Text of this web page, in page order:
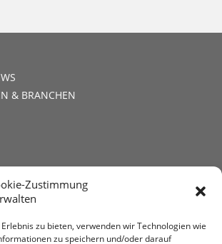
Zustimmung
zu bieten, verwenden wir Technologien wie
zu speichern und/oder darauf
& BRANCHEN